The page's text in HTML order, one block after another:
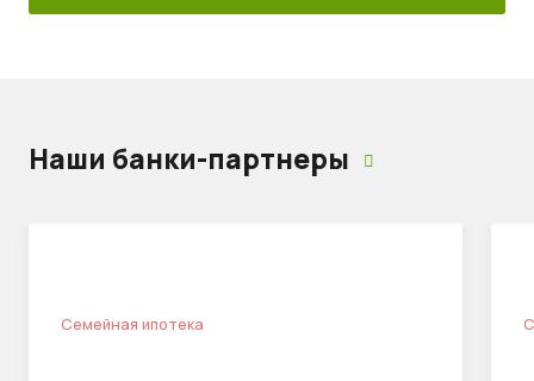
Наши банки-партнеры
Семейная ипотека